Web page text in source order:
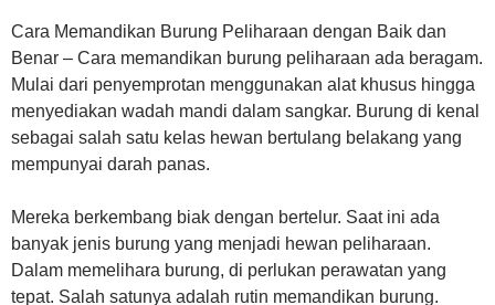
Cara Memandikan Burung Peliharaan dengan Baik dan
Benar – Cara memandikan burung peliharaan ada beragam.
Mulai dari penyemprotan menggunakan alat khusus hingga
menyediakan wadah mandi dalam sangkar. Burung di kenal
sebagai salah satu kelas hewan bertulang belakang yang
mempunyai darah panas.
Mereka berkembang biak dengan bertelur. Saat ini ada
banyak jenis burung yang menjadi hewan peliharaan.
Dalam memelihara burung, di perlukan perawatan yang
tepat. Salah satunya adalah rutin memandikan burung.